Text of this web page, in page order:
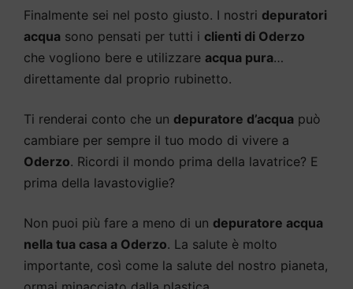
Finalmente sei nel posto giusto. I nostri depuratori
acqua sono pensati per tutti i clienti di Oderzo
che vogliono bere e utilizzare acqua pura…
direttamente dal proprio rubinetto.
Ti renderai conto che un depuratore d’acqua può
cambiare per sempre il tuo modo di vivere a
Oderzo. Ricordi il mondo prima della lavatrice? E
prima della lavastoviglie?
Non puoi più fare a meno di un depuratore acqua
nella tua casa a Oderzo. La salute è molto
importante, così come la salute del nostro pianeta,